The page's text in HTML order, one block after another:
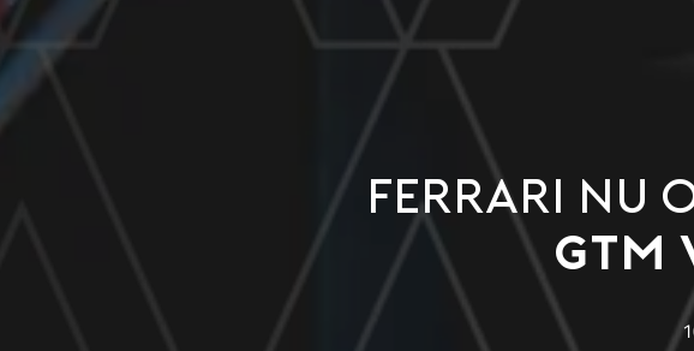
Ferrari nu